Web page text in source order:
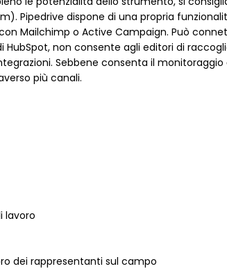
Pipedrive dispone di una propria
Mailchimp o Active Campaign. Può
non consente agli editori di
Sebbene consenta il monitoraggio
più canali.
lavoro
dei rappresentanti sul campo